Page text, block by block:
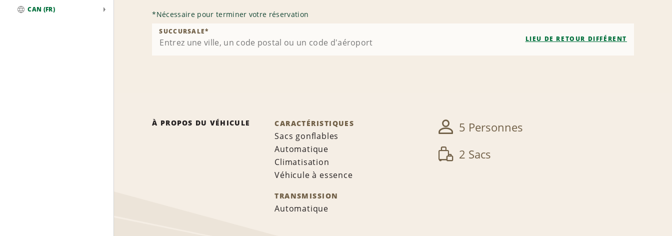
CAN (FR)
*Nécessaire pour terminer votre réservation
SUCCURSALE*
LIEU DE RETOUR DIFFÉRENT
À PROPOS DU VÉHICULE CARACTÉRISTIQUES
Sacs gonflables
Automatique
Climatisation
Véhicule à essence
TRANSMISSION
Automatique
5 Personnes
2 Sacs